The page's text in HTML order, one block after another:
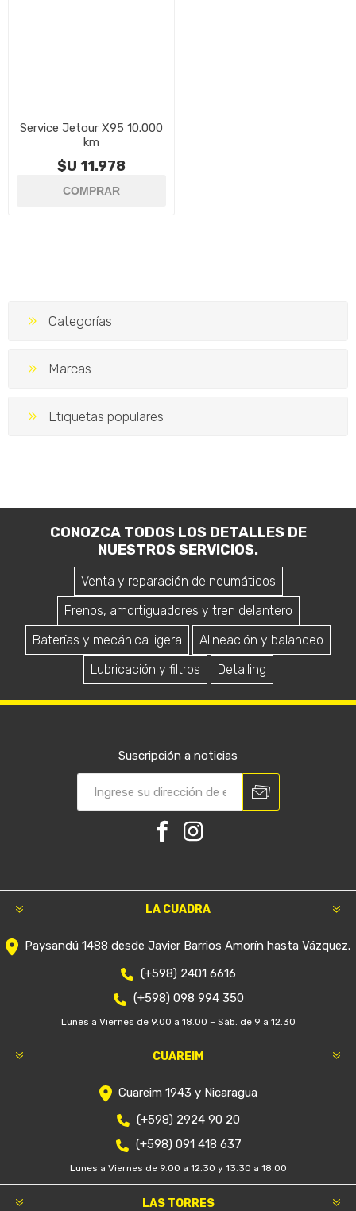
Service Jetour X95 10.000
km
$U 11.978
Categorías
Marcas
Etiquetas populares
CONOZCA TODOS LOS DETALLES DE
NUESTROS SERVICIOS.
Venta y reparación de neumáticos
Frenos, amortiguadores y tren delantero
Baterías y mecánica ligera
Alineación y balanceo
Lubricación y filtros
Detailing
Suscripción a noticias
LA CUADRA
Paysandú 1488 desde Javier Barrios Amorín hasta Vázquez.
(+598) 2401 6616
(+598) 098 994 350
Lunes a Viernes de 9.00 a 18.00 – Sáb. de 9 a 12.30
CUAREIM
Cuareim 1943 y Nicaragua
(+598) 2924 90 20
(+598) 091 418 637
Lunes a Viernes de 9.00 a 12.30 y 13.30 a 18.00
LAS TORRES